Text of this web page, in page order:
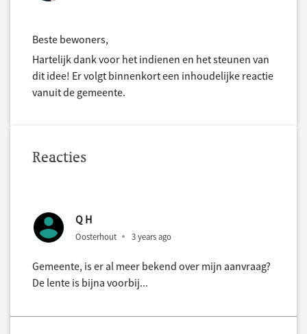
Beste bewoners,
Hartelijk dank voor het indienen en het steunen van
dit idee! Er volgt binnenkort een inhoudelijke reactie
vanuit de gemeente.
Reacties
Q H
Oosterhout 3 years ago
Gemeente, is er al meer bekend over mijn aanvraag?
De lente is bijna voorbij...